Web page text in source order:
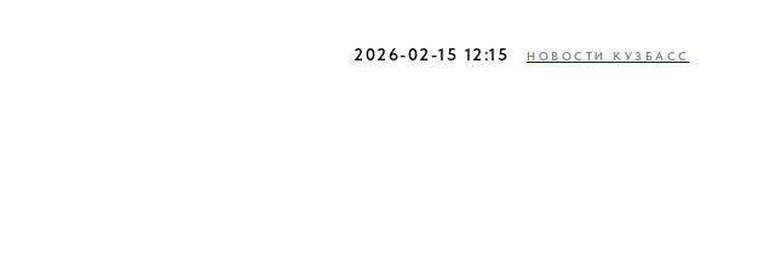
2026-02-15 12:15 НОВОСТИ КУЗБАСС